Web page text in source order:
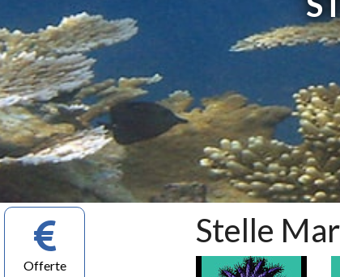
Offerte
Stelle